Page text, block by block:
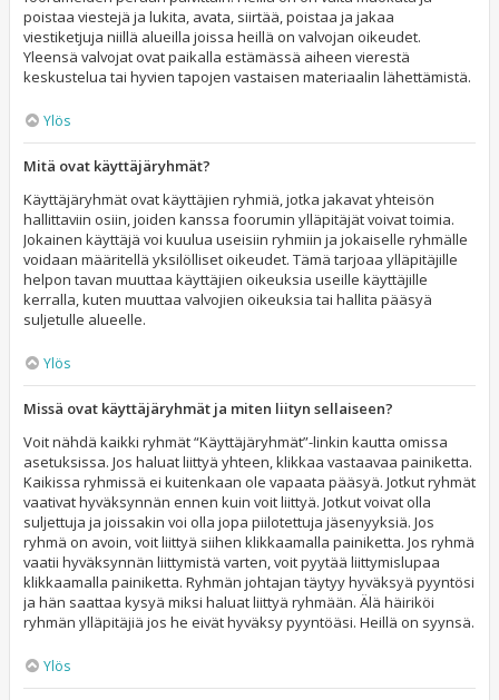
poistaa viestejä ja lukita, avata, siirtää, poistaa ja jakaa
viestiketjuja niillä alueilla joissa heillä on valvojan oikeudet.
Yleensä valvojat ovat paikalla estämässä aiheen vierestä
keskustelua tai hyvien tapojen vastaisen materiaalin lähettämistä.
Ylös
Mitä ovat käyttäjäryhmät?
Käyttäjäryhmät ovat käyttäjien ryhmiä, jotka jakavat yhteisön
hallittaviin osiin, joiden kanssa foorumin ylläpitäjät voivat toimia.
Jokainen käyttäjä voi kuulua useisiin ryhmiin ja jokaiselle ryhmälle
voidaan määritellä yksilölliset oikeudet. Tämä tarjoaa ylläpitäjille
helpon tavan muuttaa käyttäjien oikeuksia useille käyttäjille
kerralla, kuten muuttaa valvojien oikeuksia tai hallita pääsyä
suljetulle alueelle.
Ylös
Missä ovat käyttäjäryhmät ja miten liityn sellaiseen?
Voit nähdä kaikki ryhmät “Käyttäjäryhmät”-linkin kautta omissa
asetuksissa. Jos haluat liittyä yhteen, klikkaa vastaavaa painiketta.
Kaikissa ryhmissä ei kuitenkaan ole vapaata pääsyä. Jotkut ryhmät
vaativat hyväksynnän ennen kuin voit liittyä. Jotkut voivat olla
suljettuja ja joissakin voi olla jopa piilotettuja jäsenyyksiä. Jos
ryhmä on avoin, voit liittyä siihen klikkaamalla painiketta. Jos ryhmä
vaatii hyväksynnän liittymistä varten, voit pyytää liittymislupaa
klikkaamalla painiketta. Ryhmän johtajan täytyy hyväksyä pyyntösi
ja hän saattaa kysyä miksi haluat liittyä ryhmään. Älä häiriköi
ryhmän ylläpitäjiä jos he eivät hyväksy pyyntöäsi. Heillä on syynsä.
Ylös